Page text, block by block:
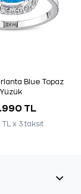
Blue Topaz
Yüzük
TL
x 3 taksit